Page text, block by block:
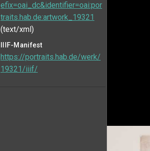
efix=oai_dc&identifier=oai:por
traits.hab.de:artwork_19321
(text/xml)
IIIF-Manifest
https://portraits.hab.de/werk/
19321/iiif/